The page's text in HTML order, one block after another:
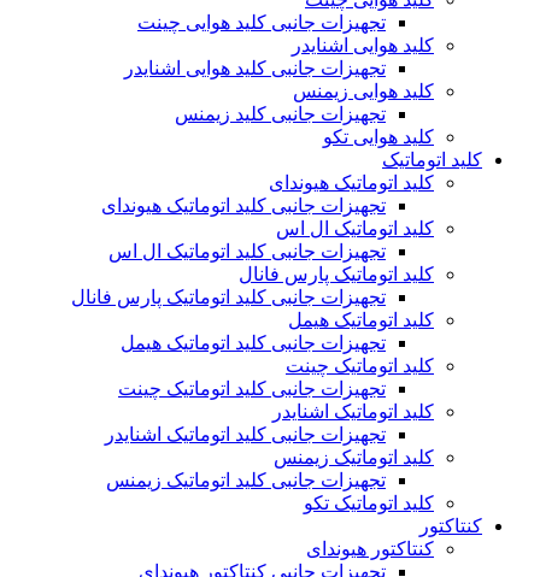
تجهیزات جانبی کلید هوایی چینت
کلید هوایی اشنایدر
تجهیزات جانبی کلید هوایی اشنایدر
کلید هوایی زیمنس
تجهیزات جانبی کلید زیمنس
کلید هوایی تکو
کلید اتوماتیک
کلید اتوماتیک هیوندای
تجهیزات جانبی کلید اتوماتیک هیوندای
کلید اتوماتیک ال اس
تجهیزات جانبی کلید اتوماتیک ال اس
کلید اتوماتیک پارس فانال
تجهیزات جانبی کلید اتوماتیک پارس فانال
کلید اتوماتیک هیمل
تجهیزات جانبی کلید اتوماتیک هیمل
کلید اتوماتیک چینت
تجهیزات جانبی کلید اتوماتیک چینت
کلید اتوماتیک اشنایدر
تجهیزات جانبی کلید اتوماتیک اشنایدر
کلید اتوماتیک زیمنس
تجهیزات جانبی کلید اتوماتیک زیمنس
کلید اتوماتیک تکو
کنتاکتور
کنتاکتور هیوندای
تجهیزات جانبی کنتاکتور هیوندای